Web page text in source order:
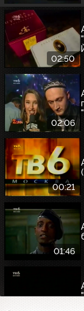
02:50
02:06
00:21
01:46